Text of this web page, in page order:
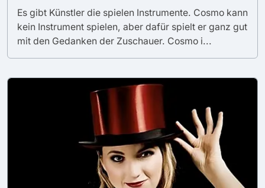
Es gibt Künstler die spielen Instrumente. Cosmo kann
kein Instrument spielen, aber dafür spielt er ganz gut
mit den Gedanken der Zuschauer. Cosmo i...